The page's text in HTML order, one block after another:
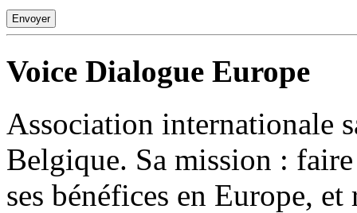
Voice Dialogue Europe
Association internationale
Belgique. Sa mission :
ses bénéfices en Europe,